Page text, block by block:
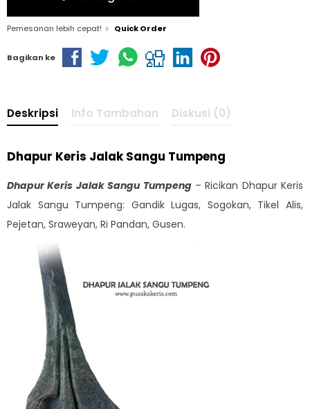
Pemesanan lebih cepat! Quick Order
Bagikan ke
Deskripsi Info Tambahan Diskusi (0)
Dhapur Keris Jalak Sangu Tumpeng
Dhapur Keris Jalak Sangu Tumpeng– Ricikan Dhapur Keris
Jalak Sangu Tumpeng: Gandik Lugas, Sogokan, Tikel Alis,
Pejetan, Sraweyan, Ri Pandan, Gusen.